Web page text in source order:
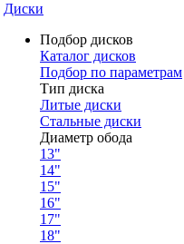
Диски
Подбор дисков
Каталог дисков
Подбор по параметрам
Тип диска
Литые диски
Стальные диски
Диаметр обода
13"
14"
15"
16"
17"
18"